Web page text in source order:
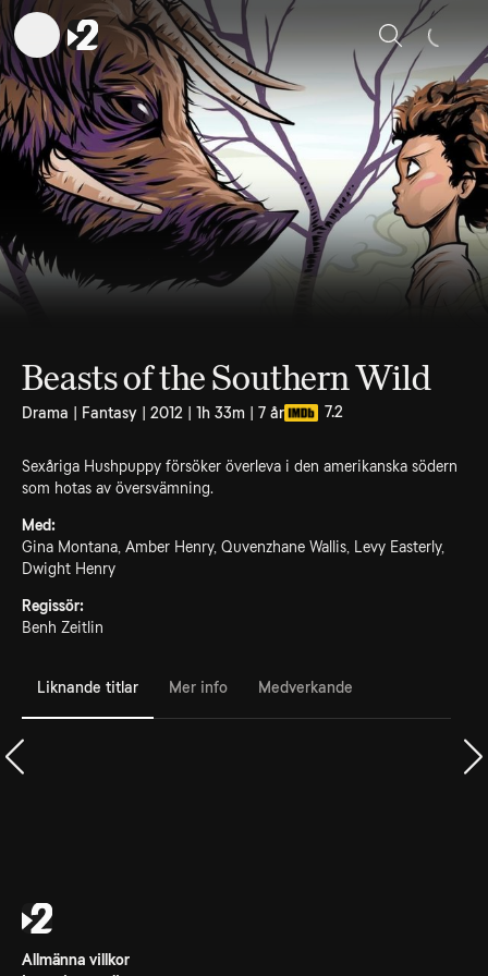
Sök
Beasts of the Southern Wild
Drama | Fantasy | 2012 | 1h 33m | 7 år 7.2
Sexåriga Hushpuppy försöker överleva i den amerikanska södern
som hotas av översvämning.
Med:
Gina Montana, Amber Henry, Quvenzhane Wallis, Levy Easterly,
Dwight Henry
Regissör:
Benh Zeitlin
Liknande titlar Mer info Medverkande
Allmänna villkor